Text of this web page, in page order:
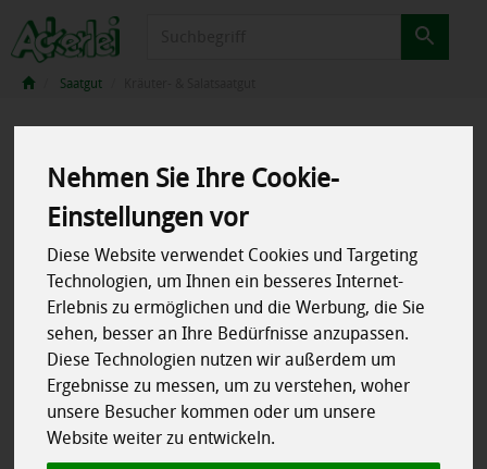
Nehmen Sie Ihre Cookie-
Einstellungen vor
Diese Website verwendet Cookies und Targeting
Technologien, um Ihnen ein besseres Internet-
Erlebnis zu ermöglichen und die Werbung, die Sie
sehen, besser an Ihre Bedürfnisse anzupassen.
Diese Technologien nutzen wir außerdem um
Ergebnisse zu messen, um zu verstehen, woher
unsere Besucher kommen oder um unsere
Website weiter zu entwickeln.
Saatgut